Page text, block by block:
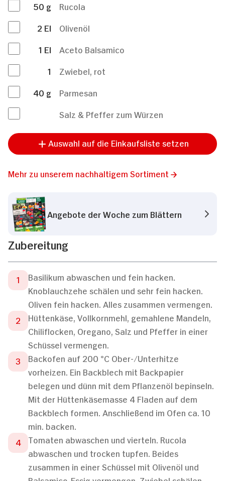
50 g
Rucola
2 El
Olivenöl
1 El
Aceto Balsamico
1
Zwiebel, rot
40 g
Parmesan
Salz & Pfeffer zum Würzen
Auswahl auf die Einkaufsliste setzen
Mehr zu unserem nachhaltigem Sortiment
Angebote der Woche zum Blättern
Zubereitung
Basilikum abwaschen und fein hacken.
Knoblauchzehe schälen und sehr fein hacken.
Oliven fein hacken. Alles zusammen vermengen.
Hüttenkäse, Vollkornmehl, gemahlene Mandeln,
Chiliflocken, Oregano, Salz und Pfeffer in einer
Schüssel vermengen.
Backofen auf 200 °C Ober-/Unterhitze
vorheizen. Ein Backblech mit Backpapier
belegen und dünn mit dem Pflanzenöl bepinseln.
Mit der Hüttenkäsemasse 4 Fladen auf dem
Backblech formen. Anschließend im Ofen ca. 10
min. backen.
Tomaten abwaschen und vierteln. Rucola
abwaschen und trocken tupfen. Beides
zusammen in einer Schüssel mit Olivenöl und